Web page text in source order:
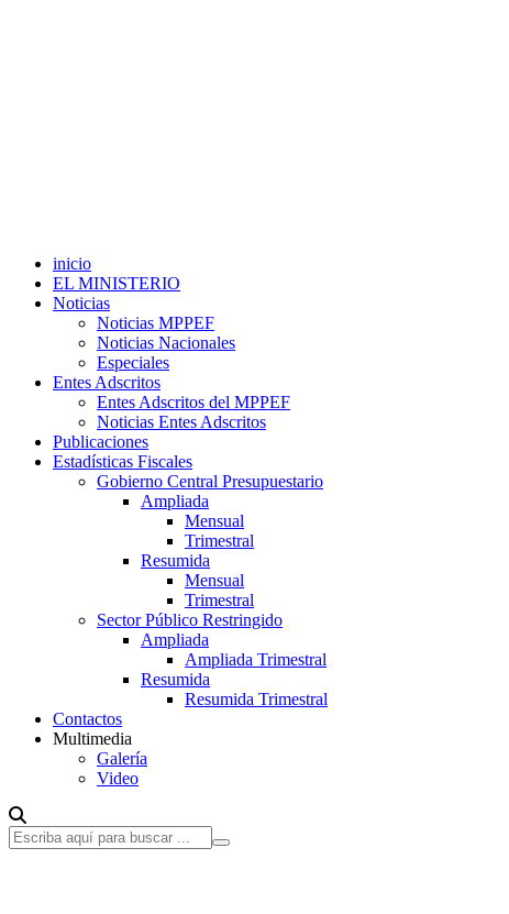
inicio
EL MINISTERIO
Noticias
Noticias MPPEF
Noticias Nacionales
Especiales
Entes Adscritos
Entes Adscritos del MPPEF
Noticias Entes Adscritos
Publicaciones
Estadísticas Fiscales
Gobierno Central Presupuestario
Ampliada
Mensual
Trimestral
Resumida
Mensual
Trimestral
Sector Público Restringido
Ampliada
Ampliada Trimestral
Resumida
Resumida Trimestral
Contactos
Multimedia
Galería
Video